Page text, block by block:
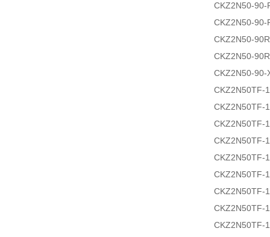
CKZ2N50-90-
CKZ2N50-90-
CKZ2N50-
CKZ2N50-
CKZ2N50-90-
CKZ2N50TF-
CKZ2N50TF-
CKZ2N50TF-
CKZ2N50TF-
CKZ2N50TF-
CKZ2N50TF-
CKZ2N50TF-
CKZ2N50TF-
CKZ2N50TF-